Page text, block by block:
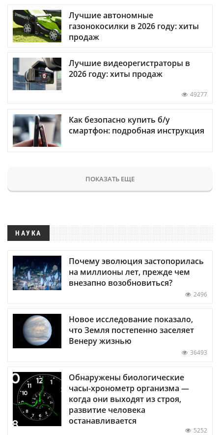
Лучшие автономные
газонокосилки в 2026 году: хиты
продаж
Лучшие видеорегистраторы в
2026 году: хиты продаж
49277
Как безопасно купить б/у
смартфон: подробная инструкция
ПОКАЗАТЬ ЕЩЕ
НАУКА
Почему эволюция застопорилась
на миллионы лет, прежде чем
внезапно возобновиться?
2496
Новое исследование показало,
что Земля постепенно заселяет
Венеру жизнью
36493
Обнаружены биологические
часы-хронометр организма —
когда они выходят из строя,
развитие человека
останавливается
5252